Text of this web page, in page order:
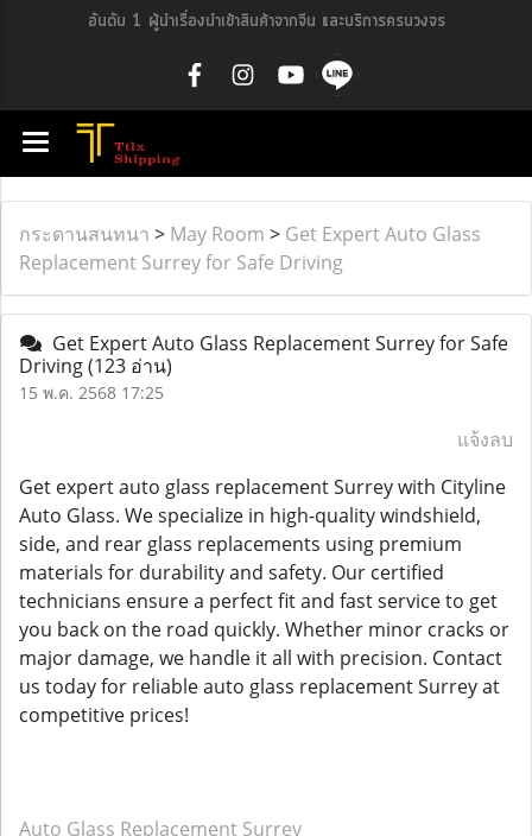
อันดับ 1 ผู้นำเรื่องนำเข้าสินค้าจากจีน และบริการครบวงจร
กระดานสนทนา > May Room > Get Expert Auto Glass
Replacement Surrey for Safe Driving
Get Expert Auto Glass Replacement Surrey for Safe
Driving(123 อ่าน)
15 พ.ค. 2568 17:25
แจ้งลบ
Get expert auto glass replacement Surrey with Cityline
Auto Glass. We specialize in high-quality windshield,
side, and rear glass replacements using premium
materials for durability and safety. Our certified
technicians ensure a perfect fit and fast service to get
you back on the road quickly. Whether minor cracks or
major damage, we handle it all with precision. Contact
us today for reliable auto glass replacement Surrey at
competitive prices!
Auto Glass Replacement Surrey